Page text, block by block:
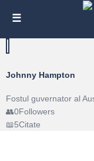
Johnny Hampton
Fostul guvernator al
0Followers
5Citate